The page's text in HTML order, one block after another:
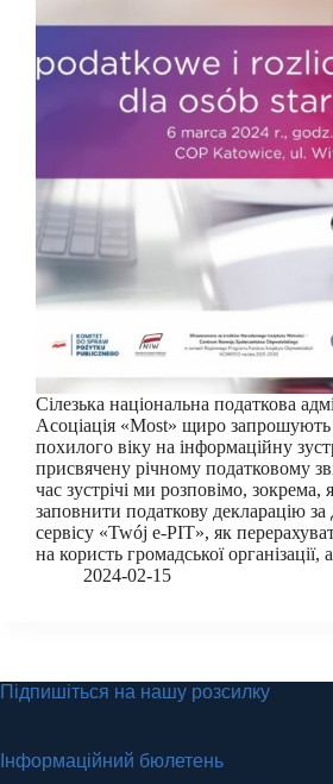
Сілезька національна податкова
Асоціація «Most» щиро запрошують
похилого віку на інформаційну
присвячену річному податковому
час зустрічі ми розповімо, зокрема,
заповнити податкову декларацію
сервісу «Twój e-PIT», як
на користь громадської
2024-02-15
Підпишіться на нашу розсилку
Інформаційний бюлетень